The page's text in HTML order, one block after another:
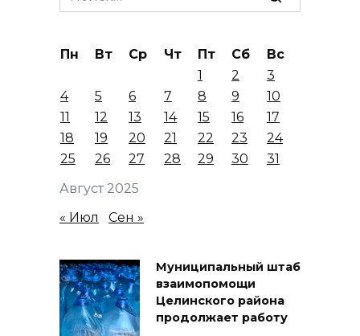
for:
Август 2025
Пн Вт Ср Чт Пт Сб
Вс
1
2
3
4
5 6 7 8 9
10
11
12 13 14 15 16
17
18
19 20 21 22 23
24
25
26 27 28 29 30 31
« Июл Сен »
Муниципальный штаб
взаимопомощи
Целинского района
продолжает работу